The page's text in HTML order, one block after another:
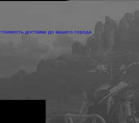
доставки до вашего города